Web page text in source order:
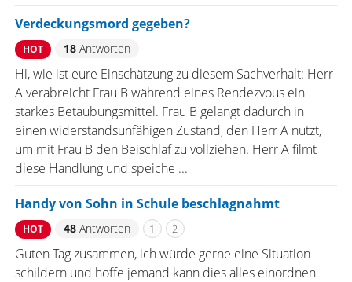
Verdeckungsmord gegeben?
HOT 18Antworten
Hi, wie ist eure Einschätzung zu diesem Sachverhalt: Herr
A verabreicht Frau B während eines Rendezvous ein
starkes Betäubungsmittel. Frau B gelangt dadurch in
einen widerstandsunfähigen Zustand, den Herr A nutzt,
um mit Frau B den Beischlaf zu vollziehen. Herr A filmt
diese Handlung und speiche ...
Handy von Sohn in Schule beschlagnahmt
HOT 48Antworten 1 2
Guten Tag zusammen, ich würde gerne eine Situation
schildern und hoffe jemand kann dies alles einordnen